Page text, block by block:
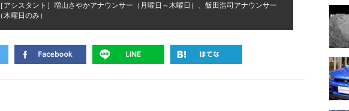
［アシスタント］増山さやかアナウンサー（月曜日～木曜日）、飯田浩司アナウンサー
（木曜日のみ）